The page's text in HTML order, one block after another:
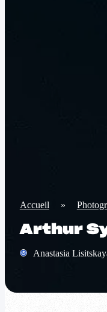
Accueil »
Arthur
Anastasia